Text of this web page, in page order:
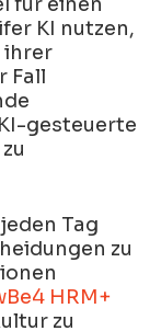
KI nutzen,
ihrer
Fall
gesteuerte
Tag
zu
HRM+
zu